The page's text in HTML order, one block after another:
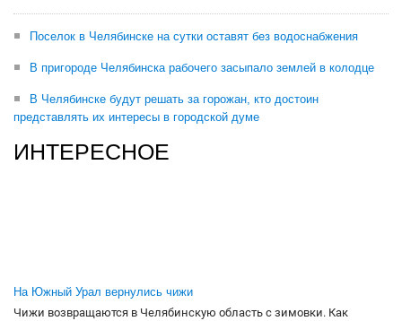
Поселок в Челябинске на сутки оставят без водоснабжения
В пригороде Челябинска рабочего засыпало землей в колодце
В Челябинске будут решать за горожан, кто достоин
представлять их интересы в городской думе
ИНТЕРЕСНОЕ
На Южный Урал вернулись чижи
Чижи возвращаются в Челябинскую область с зимовки. Как